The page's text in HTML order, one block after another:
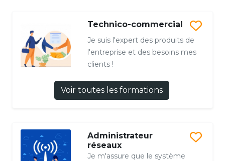
Technico-commercial
Je suis l'expert des produits de
l'entreprise et des besoins mes
clients !
Voir toutes les formations
Administrateur
réseaux
Je m'assure que le système